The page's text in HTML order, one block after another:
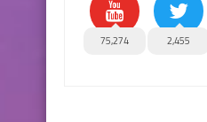
2,455
75,274